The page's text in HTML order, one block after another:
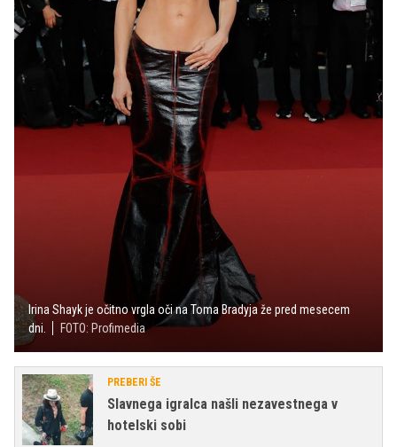
Irina Shayk je očitno vrgla oči na Toma Bradyja že pred mesecem
dni.
FOTO: Profimedia
PREBERI ŠE
Slavnega igralca našli nezavestnega v
hotelski sobi